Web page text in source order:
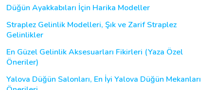
Düğün Ayakkabıları İçin Harika Modeller
Straplez Gelinlik Modelleri, Şık ve Zarif Straplez
Gelinlikler
En Güzel Gelinlik Aksesuarları Fikirleri (Yaza Özel
Öneriler)
Yalova Düğün Salonları, En İyi Yalova Düğün Mekanları